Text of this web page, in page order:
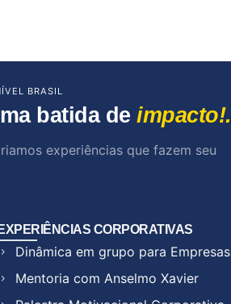
BRASIL
batida de impacto!.
experiências que fazem seu
EXPERIÊNCIAS CORPORATIVAS
Dinâmica em grupo para Empresas
Mentoria com Anselmo Xavier